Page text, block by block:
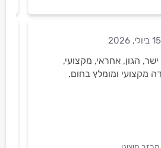
הגון, אחראי, מקצועי,
מקצועי ומומלץ בחום.